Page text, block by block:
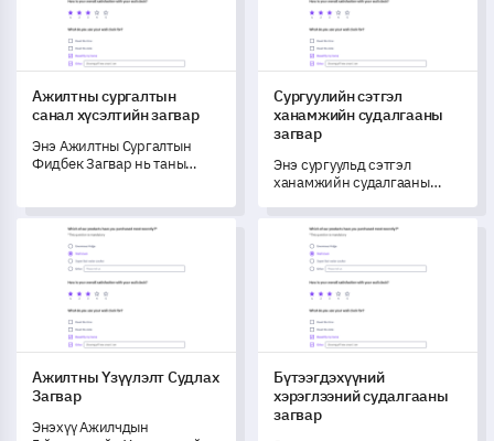
Ажилтны сургалтын
санал хүсэлтийн загвар
Энэ Ажилтны Сургалтын
Фидбек Загвар нь таны
үр дүнтэй үнэлэх боломжийг
олгодог.
Сургуулийн сэтгэл
ханамжийн судалгааны
загвар
Энэ сургуульд сэтгэл
ханамжийн судалгааны
таны school's амжилтыг
хэмжих ба ойлгоход
тусална.
Ажилтны Үзүүлэлт Судлах Загвар
Ажилтны Үзүүлэлт Судлах
Загвар
Энэхүү Ажилчдын
Бүтээгдэхүүний
Бүтээгдэхүүний
хэрэглээний судалгааны
загвар